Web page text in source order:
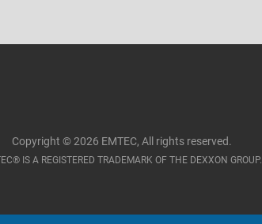
Copyright © 2026 EMTEC, All rights reserved.
IS A REGISTERED TRADEMARK OF THE DEXXON GROUP.